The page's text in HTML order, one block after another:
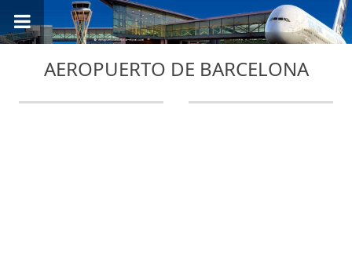
AEROPUERTO DE BARCELONA